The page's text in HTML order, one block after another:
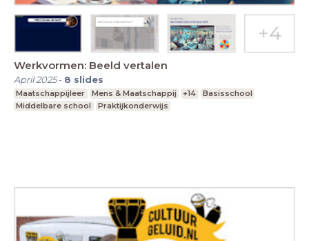
Werkvormen: Beeld vertalen
April 2025- 8 slides
Maatschappijleer Mens & Maatschappij +14
Basisschool
Middelbare school
Praktijkonderwijs